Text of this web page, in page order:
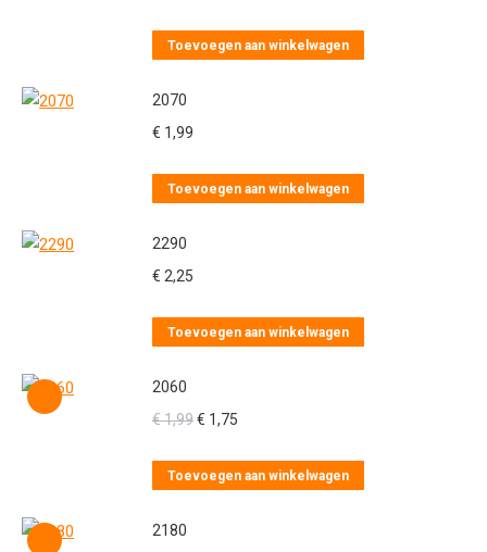
Toevoegen aan winkelwagen
2070
€ 1,99
Toevoegen aan winkelwagen
2290
€ 2,25
Toevoegen aan winkelwagen
2060
€1,99Oorspronkelijke
was:
€ 1,75
is:
Toevoegen aan winkelwagen
2180